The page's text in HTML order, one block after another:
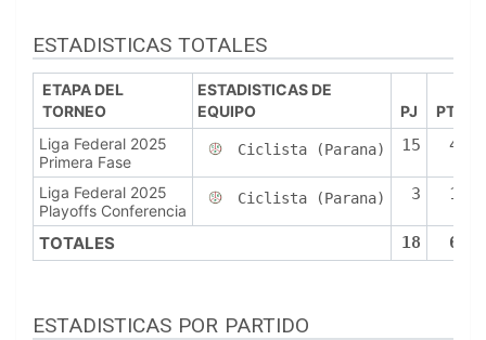
ESTADISTICAS TOTALES
ETAPA DEL
TORNEO
ESTADISTICAS DE
EQUIPO
PJ PTS
Liga Federal 2025
Primera Fase
Ciclista (Parana) 15 48
Liga Federal 2025
Playoffs Conferencia
Ciclista (Parana) 3 12
TOTALES 18 60
ESTADISTICAS POR PARTIDO